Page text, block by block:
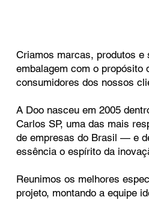
Criamos marcas, produtos e
embalagem com o propósito
consumidores dos nossos
A Doo nasceu em 2005
Carlos SP, uma das mais
de empresas do Brasil — e
essência o espírito da
Reunimos os melhores
projeto, montando a equipe